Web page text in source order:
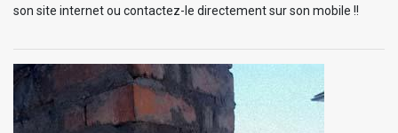
son site internet ou contactez-le directement sur son mobile !!